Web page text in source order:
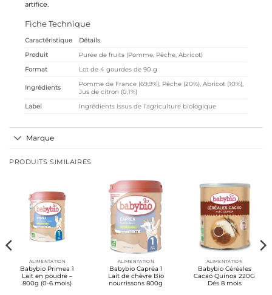
artifice.
Fiche Technique
Caractéristique
Détails
Produit
Purée de fruits (Pomme, Pêche, Abricot)
Format
Lot de 4 gourdes de 90 g
Ingrédients
Pomme de France (69,9%), Pêche (20%), Abricot (10%),
Jus de citron (0,1%)
Label
Ingrédients issus de l’agriculture biologique
Marque
PRODUITS SIMILAIRES
ALIMENTATION
Babybio Primea 1
Lait en poudre –
800g (0-6 mois)
ALIMENTATION
Babybio Capréa 1
Lait de chèvre Bio
nourrissons 800g
ALIMENTATION
Babybio Céréales
Cacao Quinoa 220G
Dés 8 mois